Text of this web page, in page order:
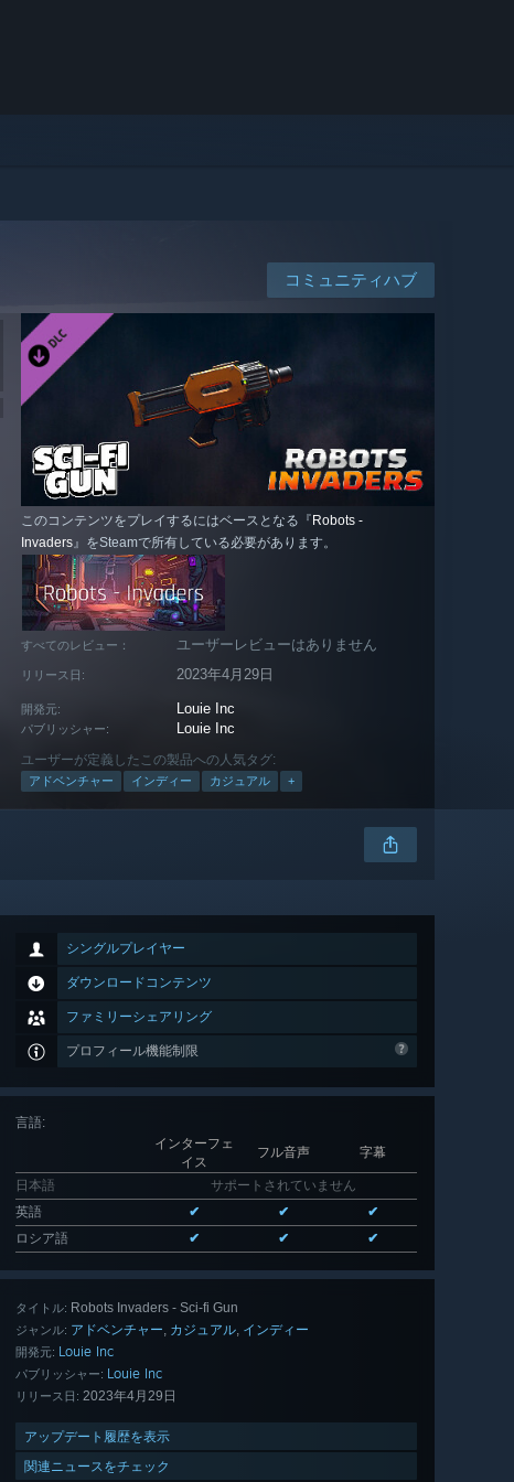
コミュニティハブ
このコンテンツをプレイするにはベースとなる『 Robots -
Invaders』をSteamで所有している必要があります。
すべてのレビュー： ユーザーレビューはありません
リリース日: 2023年4月29日
開発元: Louie Inc
パブリッシャー: Louie Inc
ユーザーが定義したこの製品への人気タグ:
アドベンチャー インディー カジュアル +
シングルプレイヤー
ダウンロードコンテンツ
ファミリーシェアリング
プロフィール機能制限
言語:
インターフェ
イス
フル音声 字幕
日本語
サポートされていません
英語
✔ ✔
✔
ロシア語
✔ ✔ ✔
タイトル: Robots Invaders - Sci-fi Gun
ジャンル: アドベンチャー, カジュアル, インディー
開発元: Louie Inc
パブリッシャー: Louie Inc
リリース日: 2023年4月29日
アップデート履歴を表示
関連ニュースをチェック